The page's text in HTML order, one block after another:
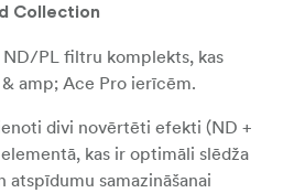
Collection
PL filtru komplekts, kas
amp; Ace Pro ierīcēm.
divi novērtēti efekti (ND +
kas ir optimāli slēdža
atspīdumu samazināšanai